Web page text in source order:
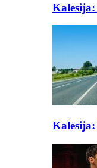
Kalesija:
Kalesija: